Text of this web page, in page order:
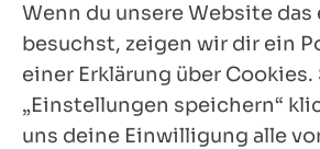
Wenn du unsere Website das
besuchst, zeigen wir dir ein
einer Erklärung über Cookies.
„Einstellungen speichern“
uns deine Einwilligung alle